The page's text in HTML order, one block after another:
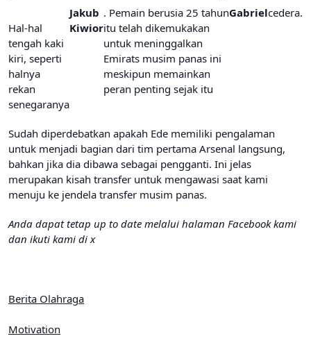
Hal-hal
tengah kaki
kiri, seperti
halnya
rekan
senegaranya
Jakub
Kiwior
. Pemain berusia 25 tahun
itu telah dikemukakan
untuk meninggalkan
Emirats musim panas ini
meskipun memainkan
peran penting sejak itu
Gabrielcedera.
Sudah diperdebatkan apakah Ede memiliki pengalaman
untuk menjadi bagian dari tim pertama Arsenal langsung,
bahkan jika dia dibawa sebagai pengganti. Ini jelas
merupakan kisah transfer untuk mengawasi saat kami
menuju ke jendela transfer musim panas.
Anda dapat tetap up to date melalui halaman Facebook kami
dan ikuti kami di x
Berita Olahraga
Motivation